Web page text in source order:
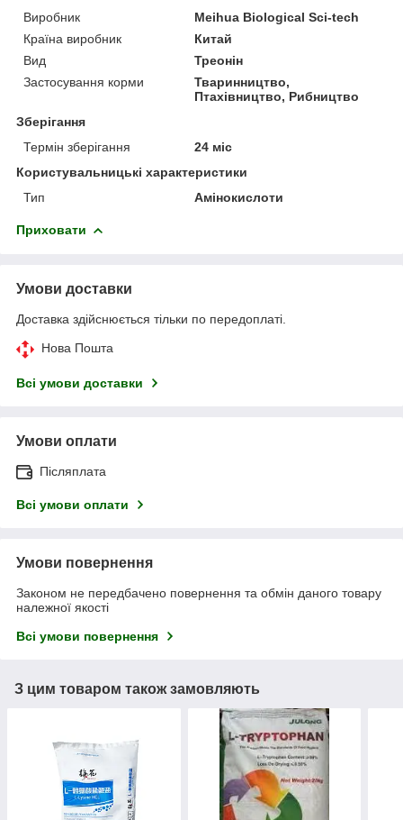
Виробник
Meihua Biological Sci-tech
Країна виробник
Китай
Вид
Треонін
Застосування корми
Тваринництво,
Птахівництво, Рибництво
Зберігання
Термін зберігання
24 міс
Користувальницькі характеристики
Тип
Амінокислоти
Приховати
Умови доставки
Доставка здійснюється тільки по передоплаті.
Нова Пошта
Всі умови доставки
Умови оплати
Післяплата
Всі умови оплати
Умови повернення
Законом не передбачено повернення та обмін даного товару
належної якості
Всі умови повернення
З цим товаром також замовляють